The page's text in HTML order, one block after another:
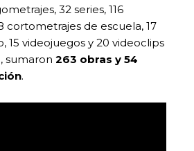
32 series, 116
cortometrajes de escuela, 17
15 videojuegos y 20 videoclips
sumaron 263 obras y 54
.